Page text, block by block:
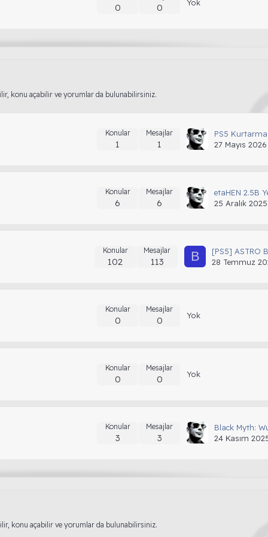
0 0 Yok
konu açabilir ve yorumlar da bulunabilirsiniz.
Konular
1
Mesajlar
1
PS5 Kurtarma
27 Mayıs 2026
Konular
6
Mesajlar
6
25 Aralık 2025
Konular
102
Mesajlar
113 B
28 Temmuz
Konular
0
Mesajlar
0 Yok
Konular
0
Mesajlar
0 Yok
Konular
3
Mesajlar
3
24 Kasım
konu açabilir ve yorumlar da bulunabilirsiniz.